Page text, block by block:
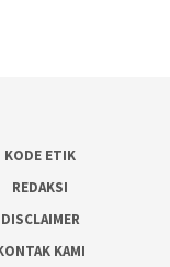
KODE ETIK
REDAKSI
DISCLAIMER
KAMI